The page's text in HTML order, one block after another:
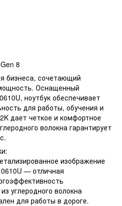
8
бизнеса, сочетающий
Оснащенный
ноутбук обеспечивает
для работы, обучения и
дает четкое и комфортное
волокна гарантирует
изображение
— отличная
углеродного волокна
для работы в дороге.